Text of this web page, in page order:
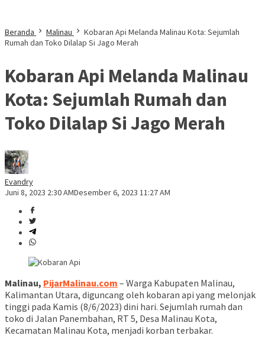
Beranda Malinau
Kobaran Api Melanda Malinau Kota: Sejumlah
Rumah dan Toko Dilalap Si Jago Merah
Kobaran Api Melanda Malinau
Kota: Sejumlah Rumah dan
Toko Dilalap Si Jago Merah
Evandry
Juni 8, 2023 2:30 AMDesember 6, 2023 11:27 AM
Malinau, PijarMalinau.com – Warga Kabupaten Malinau,
Kalimantan Utara, diguncang oleh kobaran api yang melonjak
tinggi pada Kamis (8/6/2023) dini hari. Sejumlah rumah dan
toko di Jalan Panembahan, RT 5, Desa Malinau Kota,
Kecamatan Malinau Kota, menjadi korban terbakar.